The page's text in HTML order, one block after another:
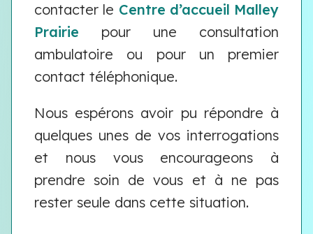
contacter le Centre d’accueil Malley
Prairie pour une consultation
ambulatoire ou pour un premier
contact téléphonique.
Nous espérons avoir pu répondre à
quelques unes de vos interrogations
et nous vous encourageons à
prendre soin de vous et à ne pas
rester seule dans cette situation.